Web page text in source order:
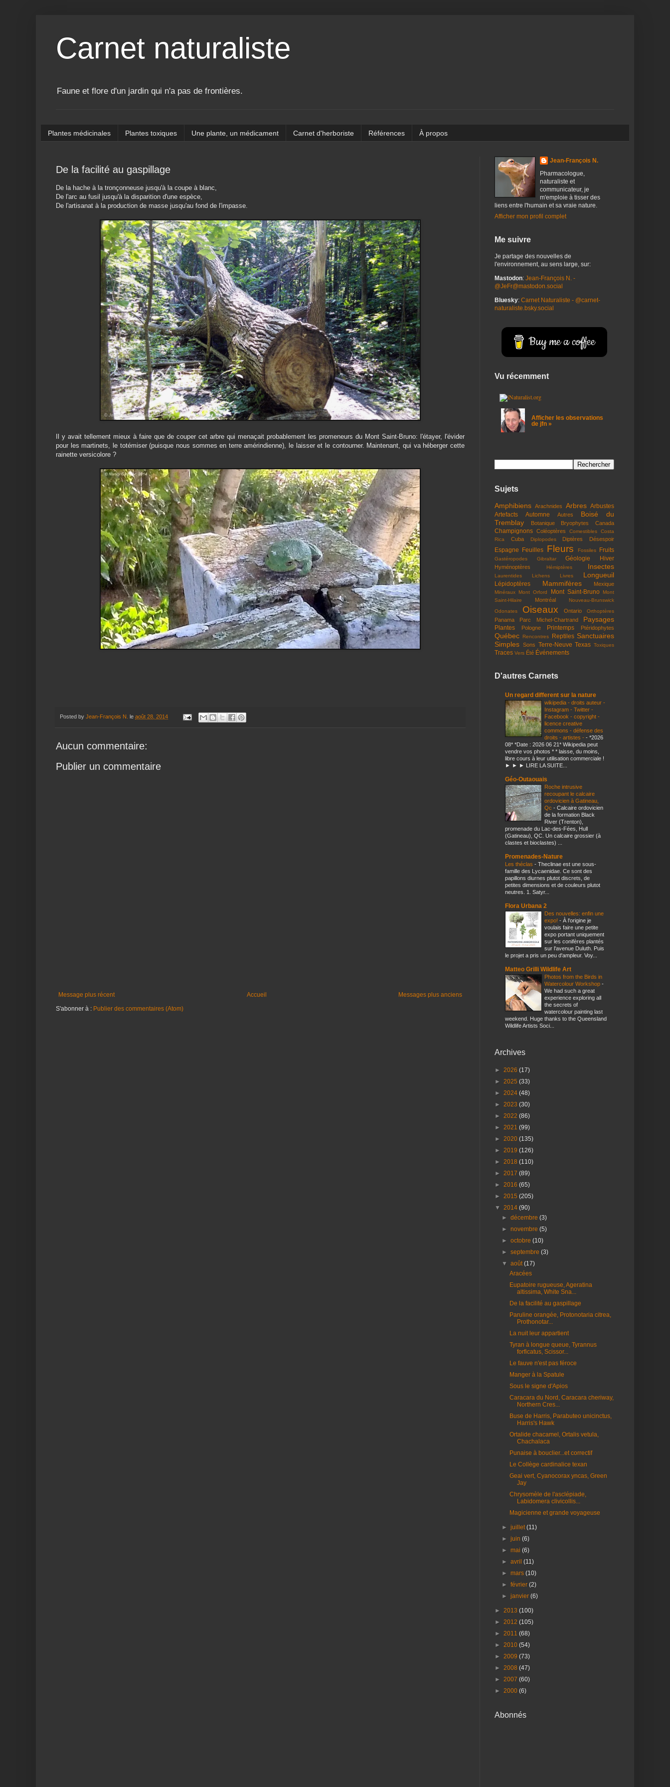
Carnet naturaliste
Faune et flore d'un jardin qui n'a pas de frontières.
Plantes médicinales Plantes toxiques Une plante, un médicament Carnet d'herboriste Références À propos
De la facilité au gaspillage
De la hache à la tronçonneuse jusqu'à la coupe à blanc,
De l'arc au fusil jusqu'à la disparition d'une espèce,
De l'artisanat à la production de masse jusqu'au fond de l'impasse.
Il y avait tellement mieux à faire que de couper cet arbre qui menaçait probablement les promeneurs du Mont Saint-Bruno: l'étayer, l'évider
pour les martinets, le totémiser (puisque nous sommes en terre amérindienne), le laisser et le contourner. Maintenant, qui va héberger cette
rainette versicolore ?
Posted by Jean-François N. le août 28, 2014
Aucun commentaire:
Publier un commentaire
Message plus récent Messages plus anciens
Accueil
S'abonner à : Publier des commentaires (Atom)
Jean-François N.
Pharmacologue,
naturaliste et
communicateur, je
m'emploie à tisser des
liens entre l'humain et sa vraie nature.
Afficher mon profil complet
Me suivre
Je partage des nouvelles de
l'environnement, au sens large, sur:
Mastodon: Jean-François N. -
@JeFr@mastodon.social
Bluesky: Carnet Naturaliste - @carnet-
naturaliste.bsky.social
Buy me a coffee
Vu récemment
Afficher les observations
de jfn »
Sujets
Amphibiens Arachnides Arbres Arbustes
Artefacts
Automne Autres
Boisé du
Tremblay
Botanique Bryophytes Canada
Champignons Coléoptères Comestibles
Costa
Rica
Cuba Diplopodes Diptères Désespoir
Espagne Feuilles Fleurs Fossiles Fruits
Gastéropodes Gibraltar Géologie Hiver
Hyménoptères Hémiptères Insectes
Laurentides Lichens Livres Longueuil
Lépidoptères Mammifères Mexique
Minéraux Mont Orford Mont Saint-Bruno
Mont
Saint-Hilaire
Montréal
Nouveau-Brunswick
Odonates
Oiseaux Ontario Orthoptères
Panama Parc Michel-Chartrand Paysages
Plantes Pologne Printemps Ptéridophytes
Québec Rencontres Reptiles Sanctuaires
Simples Sons Terre-Neuve Texas Toxiques
Traces Vers Été Événements
D'autres Carnets
Un regard different sur la nature
wikipedia - droits auteur -
Instagram - Twitter -
Facebook - copyright -
licence creative
commons - défense des
droits - artistes - - *2026
08* *Date : 2026 06 21* Wikipedia peut
vendre vos photos * * laisse, du moins,
libre cours à leur utilisation commerciale !
► ► ► LIRE LA SUITE...
Géo-Outaouais
Roche intrusive
recoupant le calcaire
ordovicien à Gatineau,
Qc - Calcaire ordovicien
de la formation Black
River (Trenton),
promenade du Lac-des-Fées, Hull
(Gatineau), QC. Un calcaire grossier (à
clastes et bioclastes) ...
Promenades-Nature
Les théclas - Theclinae est une sous-
famille des Lycaenidae. Ce sont des
papillons diurnes plutot discrets, de
petites dimensions et de couleurs plutot
neutres. 1. Satyr...
Flora Urbana 2
Des nouvelles: enfin une
expo! - À l'origine je
voulais faire une petite
expo portant uniquement
sur les conifères plantés
sur l'avenue Duluth. Puis
le projet a pris un peu d'ampleur. Voy...
Matteo Grilli Wildlife Art
Photos from the Birds in
Watercolour Workshop -
We had such a great
experience exploring all
the secrets of
watercolour painting last
weekend. Huge thanks to the Queensland
Wildlife Artists Soci...
Archives
► 2026 (17)
► 2025 (33)
► 2024 (48)
► 2023 (30)
► 2022 (86)
► 2021 (99)
► 2020 (135)
► 2019 (126)
► 2018 (110)
► 2017 (89)
► 2016 (65)
► 2015 (205)
▼ 2014 (90)
►décembre(3)
►novembre(5)
►octobre(10)
►septembre(3)
▼août(17)
Aracées
Eupatoire rugueuse, Ageratina
altissima, White Sna...
De la facilité au gaspillage
Paruline orangée, Protonotaria citrea,
Prothonotar...
La nuit leur appartient
Tyran à longue queue, Tyrannus
forficatus, Scissor...
Le fauve n'est pas féroce
Manger à la Spatule
Sous le signe d'Apios
Caracara du Nord, Caracara cheriway,
Northern Cres...
Buse de Harris, Parabuteo unicinctus,
Harris's Hawk
Ortalide chacamel, Ortalis vetula,
Chachalaca
Punaise à bouclier...et correctif
Le Collège cardinalice texan
Geai vert, Cyanocorax yncas, Green
Jay
Chrysomèle de l'asclépiade,
Labidomera clivicollis...
Magicienne et grande voyageuse
►juillet(11)
►juin(6)
►mai(6)
►avril(11)
►mars(10)
►février(2)
►janvier(6)
► 2013 (100)
► 2012 (105)
► 2011 (68)
► 2010 (54)
► 2009 (73)
► 2008 (47)
► 2007 (60)
► 2000 (6)
Abonnés